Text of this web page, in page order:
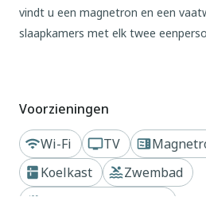
vindt u een magnetron en een
slaapkamers met elk twee
Buiten vindt u een veranda met
parkeerplaats voor één auto.
Voorzieningen
Wi-Fi
TV
Koelkast
Zwembad